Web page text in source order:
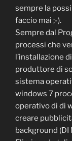
sempre la
faccio mai ;-).
Sempre dal
processi che
l’installazione
produttore di
sistema
windows 7
operativo di di
creare
background (DI